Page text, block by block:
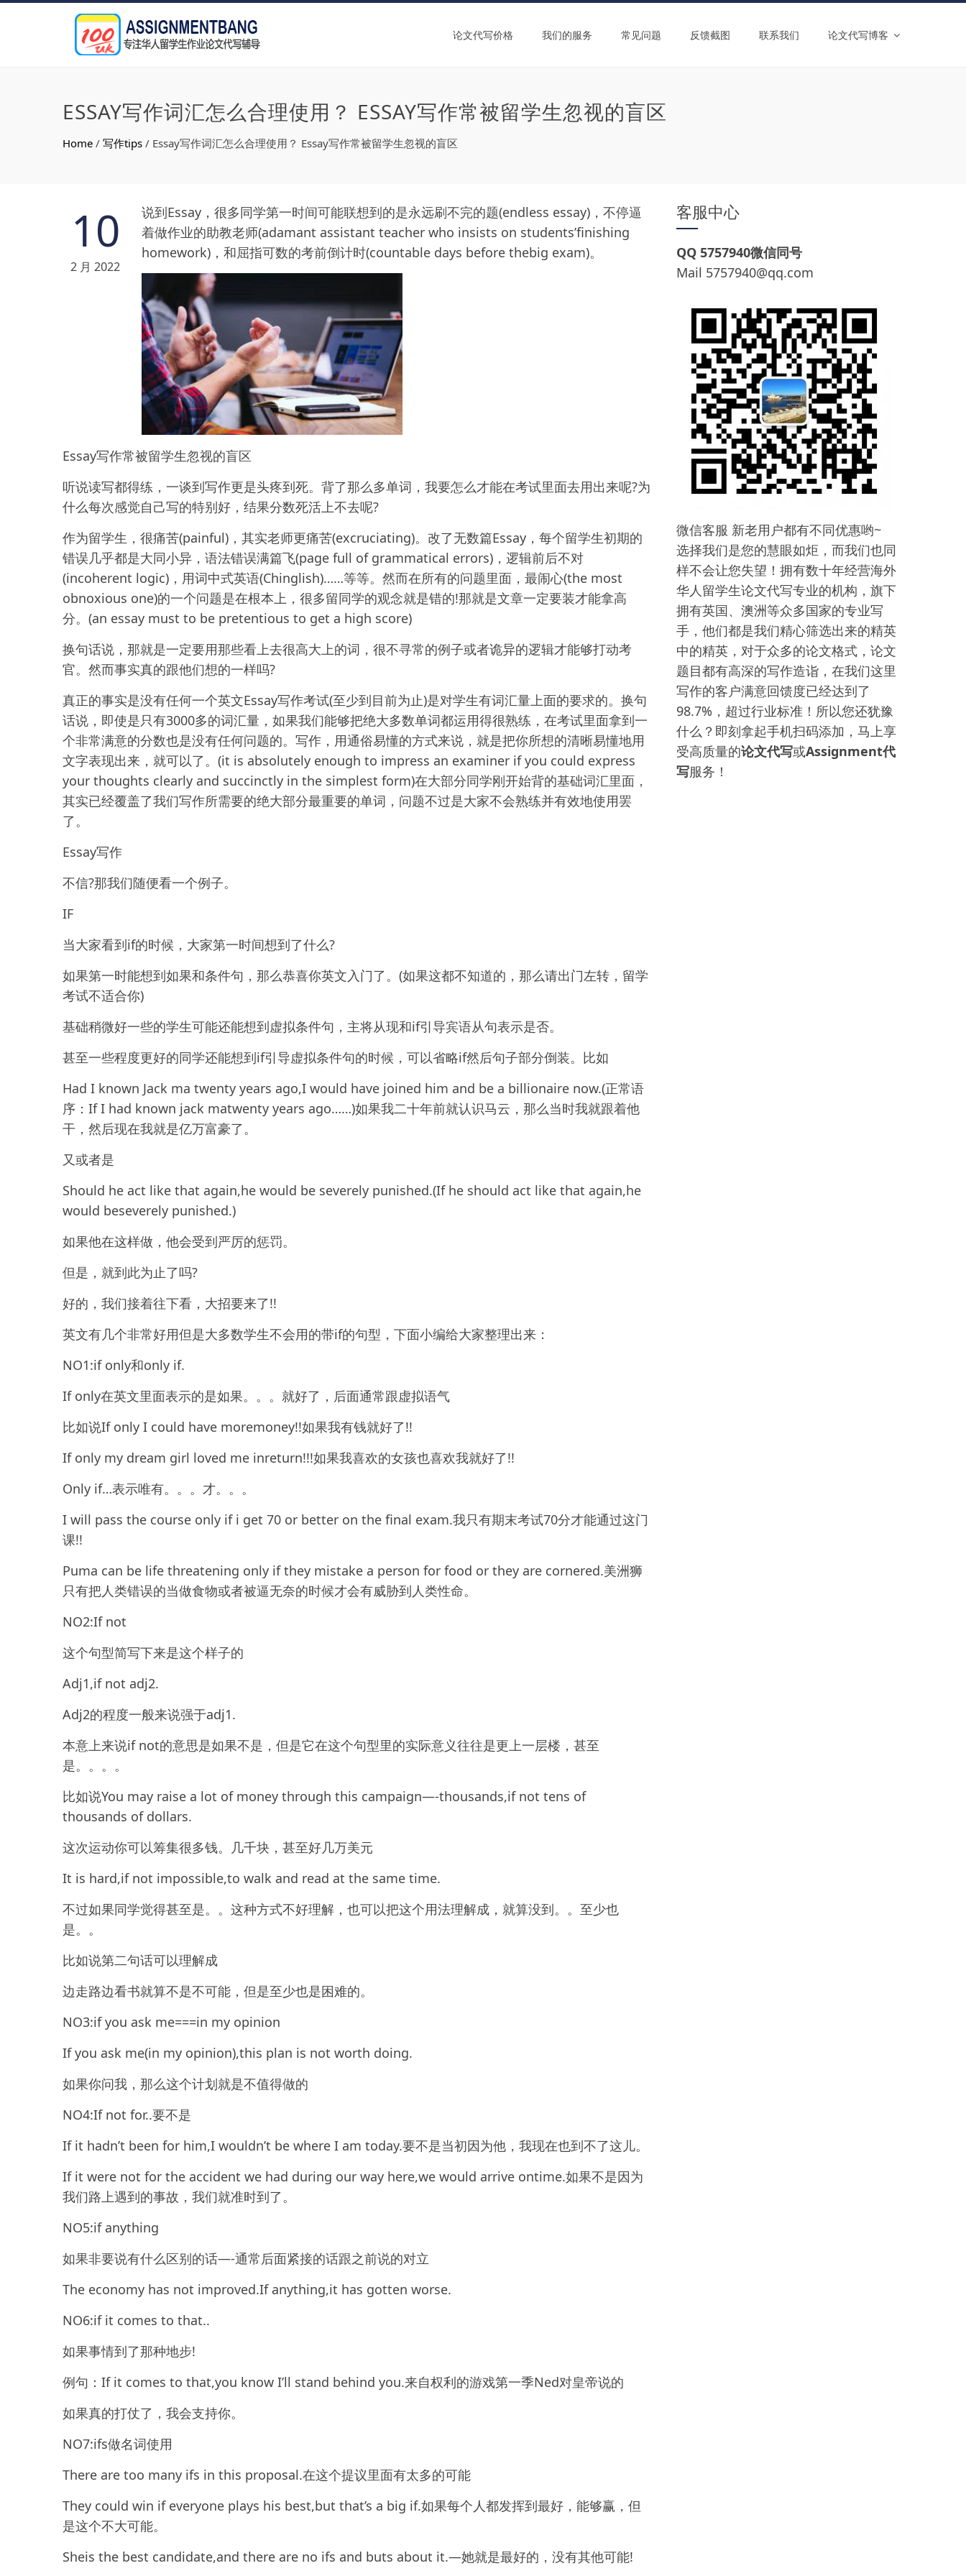
论文代写价格 我们的服务 常见问题 反馈截图 联系我们 论文代写博客
ESSAY写作词汇怎么合理使用？ ESSAY写作常被留学生忽视的盲区
Home / 写作tips / Essay写作词汇怎么合理使用？ Essay写作常被留学生忽视的盲区
10
2 月 2022
说到Essay，很多同学第一时间可能联想到的是永远刷不完的题(endless essay)，不停逼
着做作业的助教老师(adamant assistant teacher who insists on students’finishing
homework)，和屈指可数的考前倒计时(countable days before thebig exam)。
Essay写作常被留学生忽视的盲区
听说读写都得练，一谈到写作更是头疼到死。背了那么多单词，我要怎么才能在考试里面去用出来呢?为
什么每次感觉自己写的特别好，结果分数死活上不去呢?
作为留学生，很痛苦(painful)，其实老师更痛苦(excruciating)。改了无数篇Essay，每个留学生初期的
错误几乎都是大同小异，语法错误满篇飞(page full of grammatical errors)，逻辑前后不对
(incoherent logic)，用词中式英语(Chinglish)……等等。然而在所有的问题里面，最闹心(the most
obnoxious one)的一个问题是在根本上，很多留同学的观念就是错的!那就是文章一定要装才能拿高
分。(an essay must to be pretentious to get a high score)
换句话说，那就是一定要用那些看上去很高大上的词，很不寻常的例子或者诡异的逻辑才能够打动考
官。然而事实真的跟他们想的一样吗?
真正的事实是没有任何一个英文Essay写作考试(至少到目前为止)是对学生有词汇量上面的要求的。换句
话说，即使是只有3000多的词汇量，如果我们能够把绝大多数单词都运用得很熟练，在考试里面拿到一
个非常满意的分数也是没有任何问题的。写作，用通俗易懂的方式来说，就是把你所想的清晰易懂地用
文字表现出来，就可以了。(it is absolutely enough to impress an examiner if you could express
your thoughts clearly and succinctly in the simplest form)在大部分同学刚开始背的基础词汇里面，
其实已经覆盖了我们写作所需要的绝大部分最重要的单词，问题不过是大家不会熟练并有效地使用罢
了。
Essay写作
不信?那我们随便看一个例子。
IF
当大家看到if的时候，大家第一时间想到了什么?
如果第一时能想到如果和条件句，那么恭喜你英文入门了。(如果这都不知道的，那么请出门左转，留学
考试不适合你)
基础稍微好一些的学生可能还能想到虚拟条件句，主将从现和if引导宾语从句表示是否。
甚至一些程度更好的同学还能想到if引导虚拟条件句的时候，可以省略if然后句子部分倒装。比如
Had I known Jack ma twenty years ago,I would have joined him and be a billionaire now.(正常语
序：If I had known jack matwenty years ago……)如果我二十年前就认识马云，那么当时我就跟着他
干，然后现在我就是亿万富豪了。
又或者是
Should he act like that again,he would be severely punished.(If he should act like that again,he
would beseverely punished.)
如果他在这样做，他会受到严厉的惩罚。
但是，就到此为止了吗?
好的，我们接着往下看，大招要来了!!
英文有几个非常好用但是大多数学生不会用的带if的句型，下面小编给大家整理出来：
NO1:if only和only if.
If only在英文里面表示的是如果。。。就好了，后面通常跟虚拟语气
比如说If only I could have moremoney!!如果我有钱就好了!!
If only my dream girl loved me inreturn!!!如果我喜欢的女孩也喜欢我就好了!!
Only if…表示唯有。。。才。。。
I will pass the course only if i get 70 or better on the final exam.我只有期末考试70分才能通过这门
课!!
Puma can be life threatening only if they mistake a person for food or they are cornered.美洲狮
只有把人类错误的当做食物或者被逼无奈的时候才会有威胁到人类性命。
NO2:If not
这个句型简写下来是这个样子的
Adj1,if not adj2.
Adj2的程度一般来说强于adj1.
本意上来说if not的意思是如果不是，但是它在这个句型里的实际意义往往是更上一层楼，甚至
是。。。。
比如说You may raise a lot of money through this campaign—-thousands,if not tens of
thousands of dollars.
这次运动你可以筹集很多钱。几千块，甚至好几万美元
It is hard,if not impossible,to walk and read at the same time.
不过如果同学觉得甚至是。。这种方式不好理解，也可以把这个用法理解成，就算没到。。至少也
是。。
比如说第二句话可以理解成
边走路边看书就算不是不可能，但是至少也是困难的。
NO3:if you ask me===in my opinion
If you ask me(in my opinion),this plan is not worth doing.
如果你问我，那么这个计划就是不值得做的
NO4:If not for..要不是
If it hadn’t been for him,I wouldn’t be where I am today.要不是当初因为他，我现在也到不了这儿。
If it were not for the accident we had during our way here,we would arrive ontime.如果不是因为
我们路上遇到的事故，我们就准时到了。
NO5:if anything
如果非要说有什么区别的话—-通常后面紧接的话跟之前说的对立
The economy has not improved.If anything,it has gotten worse.
NO6:if it comes to that..
如果事情到了那种地步!
例句：If it comes to that,you know I’ll stand behind you.来自权利的游戏第一季Ned对皇帝说的
如果真的打仗了，我会支持你。
NO7:ifs做名词使用
There are too many ifs in this proposal.在这个提议里面有太多的可能
They could win if everyone plays his best,but that’s a big if.如果每个人都发挥到最好，能够赢，但
是这个不大可能。
Sheis the best candidate,and there are no ifs and buts about it.—她就是最好的，没有其他可能!
客服中心
QQ 5757940微信同号
Mail 5757940@qq.com
微信客服 新老用户都有不同优惠哟~
选择我们是您的慧眼如炬，而我们也同
样不会让您失望！拥有数十年经营海外
华人留学生论文代写专业的机构，旗下
拥有英国、澳洲等众多国家的专业写
手，他们都是我们精心筛选出来的精英
中的精英，对于众多的论文格式，论文
题目都有高深的写作造诣，在我们这里
写作的客户满意回馈度已经达到了
98.7%，超过行业标准！所以您还犹豫
什么？即刻拿起手机扫码添加，马上享
受高质量的论文代写或Assignment代
写服务！